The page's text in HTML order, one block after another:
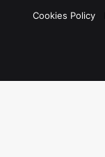
Cookies Policy